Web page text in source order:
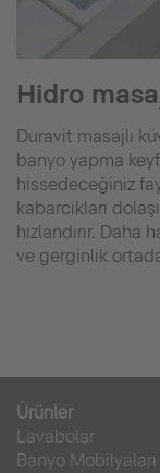
Hidro
Duravit masajlı
banyo yapma
hissedeceğiniz
kabarcıkları
hızlandırır. Daha
ve gerginlik
Ürünler
Lavabolar
Banyo Mobilyaları